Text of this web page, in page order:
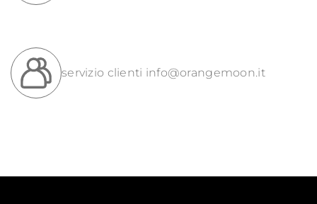
servizio clienti info@orangemoon.it